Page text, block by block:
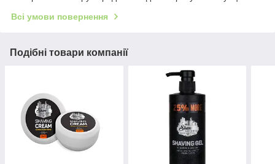
Всі умови повернення
Подібні товари компанії